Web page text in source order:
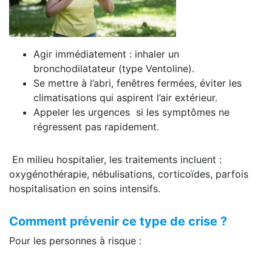
Agir immédiatement : inhaler un
bronchodilatateur (type Ventoline).
Se mettre à l’abri, fenêtres fermées, éviter les
climatisations qui aspirent l’air extérieur.
Appeler les urgences si les symptômes ne
régressent pas rapidement.
En milieu hospitalier, les traitements incluent :
oxygénothérapie, nébulisations, corticoïdes, parfois
hospitalisation en soins intensifs.
Comment prévenir ce type de crise ?
Pour les personnes à risque :